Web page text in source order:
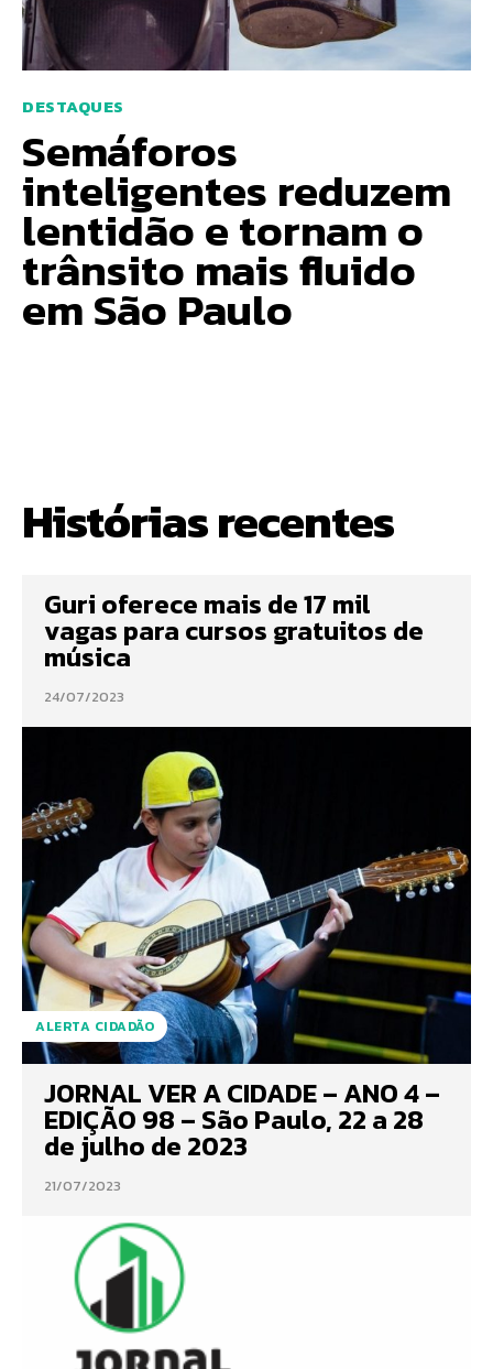
DESTAQUES
Semáforos
inteligentes reduzem
lentidão e tornam o
trânsito mais fluido
em São Paulo
Histórias recentes
Guri oferece mais de 17 mil
vagas para cursos gratuitos de
música
24/07/2023
ALERTA CIDADÃO
JORNAL VER A CIDADE – ANO 4 –
EDIÇÃO 98 – São Paulo, 22 a 28
de julho de 2023
21/07/2023